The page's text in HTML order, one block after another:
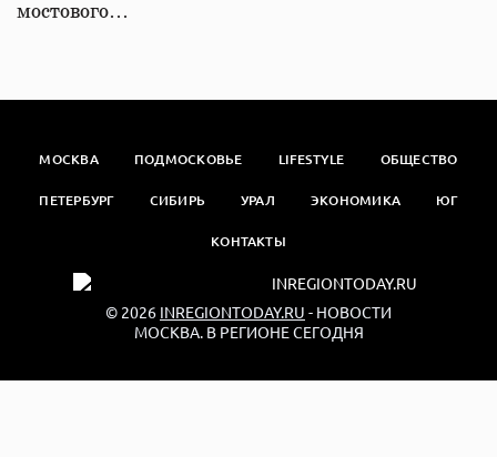
мостового…
МОСКВА ПОДМОСКОВЬЕ LIFESTYLE ОБЩЕСТВО
ПЕТЕРБУРГ СИБИРЬ УРАЛ ЭКОНОМИКА ЮГ
КОНТАКТЫ
© 2026 INREGIONTODAY.RU - НОВОСТИ
МОСКВА. В РЕГИОНЕ СЕГОДНЯ